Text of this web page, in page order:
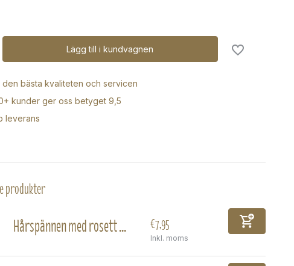
Lägg till i kundvagnen
den bästa kvaliteten och servicen
kunder ger oss betyget 9,5
leverans
produkter
Hårspännen med rosett ... €7,95
Inkl. moms